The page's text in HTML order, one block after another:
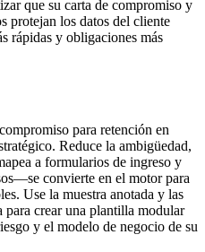
que su carta de compromiso y
protejan los datos del cliente
rápidas y obligaciones más
para retención en
Reduce la ambigüedad,
a formularios de ingreso y
convierte en el motor para
Use la muestra anotada y las
para crear una plantilla modular
y el modelo de negocio de su